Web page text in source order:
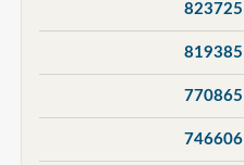
823725
819385
770865
746606